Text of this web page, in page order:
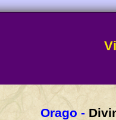
Orago -